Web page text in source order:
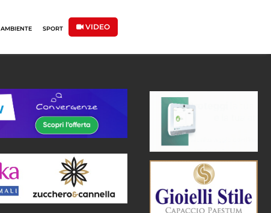
AMBIENTE SPORT VIDEO